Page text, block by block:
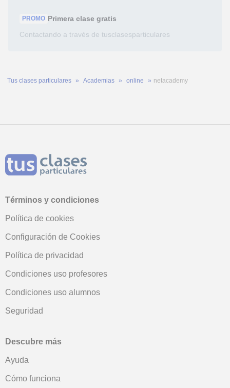
PROMO Primera clase gratis
Contactando a través de tusclasesparticulares
Tus clases particulares Academias online netacademy
Términos y condiciones
Política de cookies
Configuración de Cookies
Política de privacidad
Condiciones uso profesores
Condiciones uso alumnos
Seguridad
Descubre más
Ayuda
Cómo funciona